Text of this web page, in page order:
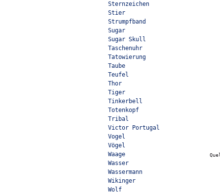
Sternzeichen
Stier
Strumpfband
Sugar
Sugar Skull
Taschenuhr
Tatowierung
Taube
Teufel
Thor
Tiger
Tinkerbell
Totenkopf
Tribal
Victor Portugal
Vogel
Vögel
Waage
Wasser
Wassermann
Wikinger
Wolf